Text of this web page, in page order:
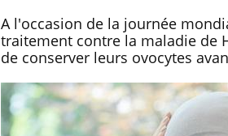
A l'occasion de la journée
traitement contre la maladie de
de conserver leurs ovocytes